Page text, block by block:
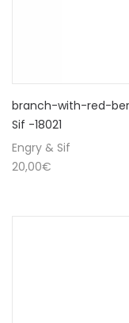
branch-with-red-
Sif -18021
Engry & Sif
20,00€